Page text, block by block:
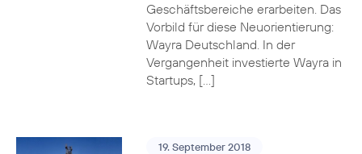
Geschäftsbereiche erarbeiten. Das
Vorbild für diese Neuorientierung:
Wayra Deutschland. In der
Vergangenheit investierte Wayra in
Startups, […]
19. September 2018